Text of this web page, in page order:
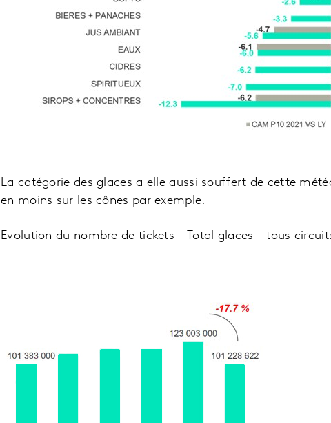
La catégorie des glaces a elle aussi souffert de cette
en moins sur les cônes par exemple.
Evolution du nombre de tickets - Total glaces - tous